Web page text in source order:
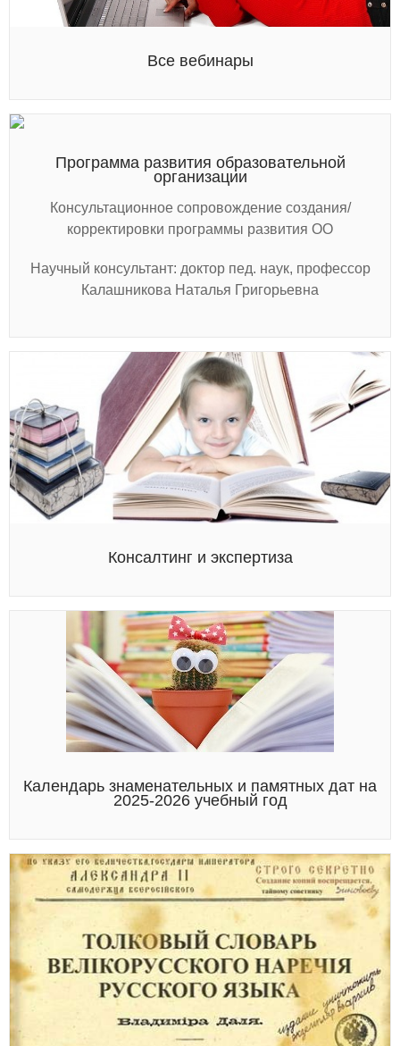
Все вебинары
Программа развития образовательной
организации
Консультационное сопровождение создания/
корректировки программы развития ОО
Научный консультант: доктор пед. наук, профессор
Калашникова Наталья Григорьевна
Консалтинг и экспертиза
Календарь знаменательных и памятных дат на
2025-2026 учебный год